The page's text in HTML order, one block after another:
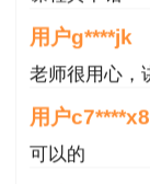
（三）经
4月8日
用户g****jk
老师很用心，
用户c7****x8
可以的